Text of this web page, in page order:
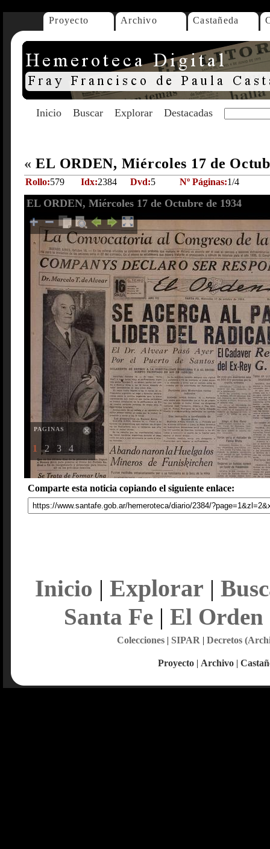
Proyecto Archivo Castañeda
Inicio Buscar Explorar Destacadas
« EL ORDEN, Miércoles 17 de
Rollo:579 Idx:2384 Dvd:5 Nº Páginas:1/4
EL ORDEN, Miércoles 17 de Octubre de 1934
PAGINAS
1 2 3 4
Comparte esta noticia copiando el siguiente enlace:
Inicio | Explorar |
Santa Fe| El Orden
Colecciones| SIPAR | Decretos
Proyecto | Archivo |